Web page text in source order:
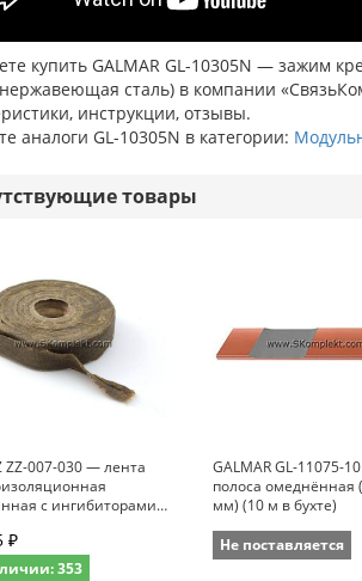
купить GALMAR GL-10305N — зажим
сталь) в компании
инструкции, отзывы.
аналоги GL-10305N в категории:
товары
ZZ-007-030 — лента
с ингибиторами
м)
₽
353
GALMAR GL-11075-
полоса омеднённая
мм) (10 м в бухте)
Не поставляется